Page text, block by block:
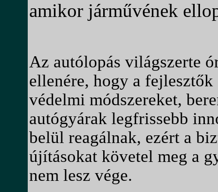
amikor járművének
Az autólopás világszerte
ellenére, hogy a
védelmi módszereket,
autógyárak legfrissebb
belül reagálnak, ezért a
újításokat követel meg a
nem lesz vége.